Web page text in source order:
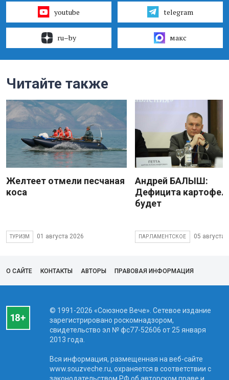
youtube telegram
ru–by макс
Читайте также
Желтеет отмели песчаная
коса
ТУРИЗМ 01 августа 2026
Андрей БАЛЫШ:
Дефицита
будет
ПАРЛАМЕНТСКОЕ 05 августа
О САЙТЕ КОНТАКТЫ АВТОРЫ ПРАВОВАЯ ИНФОРМАЦИЯ
© 1991-2026 «Союзное Вече». Сетевое издание
зарегистрировано роскомнадзором,
свидетельство эл № фc77-52606 от 25 января
2013 года.
Вся информация, размещенная на веб-сайте
www.souzveche.ru, охраняется в соответствии с
законодательством РФ об авторском праве и